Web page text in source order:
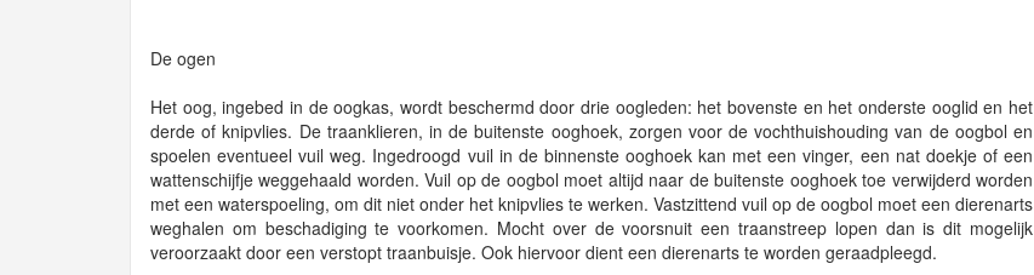
De ogen
Het oog, ingebed in de oogkas, wordt beschermd door drie oogleden: het bovenste en het onderste ooglid en het
derde of knipvlies. De traanklieren, in de buitenste ooghoek, zorgen voor de vochthuishouding van de oogbol en
spoelen eventueel vuil weg. Ingedroogd vuil in de binnenste ooghoek kan met een vinger, een nat doekje of een
wattenschijfje weggehaald worden. Vuil op de oogbol moet altijd naar de buitenste ooghoek toe verwijderd worden
met een waterspoeling, om dit niet onder het knipvlies te werken. Vastzittend vuil op de oogbol moet een dierenarts
weghalen om beschadiging te voorkomen. Mocht over de voorsnuit een traanstreep lopen dan is dit mogelijk
veroorzaakt door een verstopt traanbuisje. Ook hiervoor dient een dierenarts te worden geraadpleegd.